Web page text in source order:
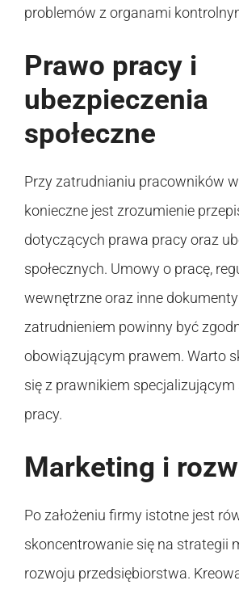
problemów z organami
Prawo pracy i
ubezpieczenia
społeczne
Przy zatrudnianiu pracowników
konieczne jest zrozumienie
dotyczących prawa pracy oraz
społecznych. Umowy o pracę,
wewnętrzne oraz inne
zatrudnieniem powinny być
obowiązującym prawem. Warto
się z prawnikiem specjalizującym
pracy.
Marketing i
Po założeniu firmy istotne jest
skoncentrowanie się na strategii
rozwoju przedsiębiorstwa.